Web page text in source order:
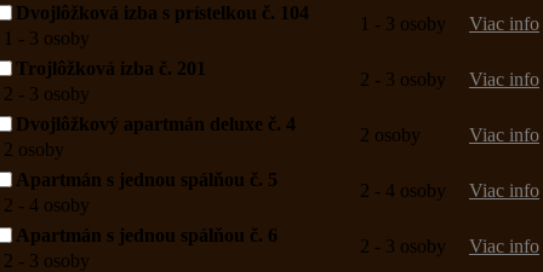
Dvojlôžková izba s prístelkou č. 104
1 - 3 osoby
1 - 3 osoby Viac info
Trojlôžková izba č. 201
2 - 3 osoby
2 - 3 osoby Viac info
Dvojlôžkový apartmán deluxe č. 4
2 osoby
2 osoby Viac info
Apartmán s jednou spálňou č. 5
2 - 4 osoby
2 - 4 osoby Viac info
Apartmán s jednou spálňou č. 6
2 - 3 osoby
2 - 3 osoby Viac info